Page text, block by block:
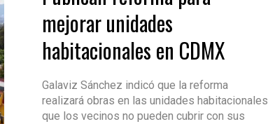
mejorar unidades
habitacionales en CDMX
Galaviz Sánchez indicó que la reforma
realizará obras en las unidades habitacionales
que los vecinos no pueden cubrir con sus